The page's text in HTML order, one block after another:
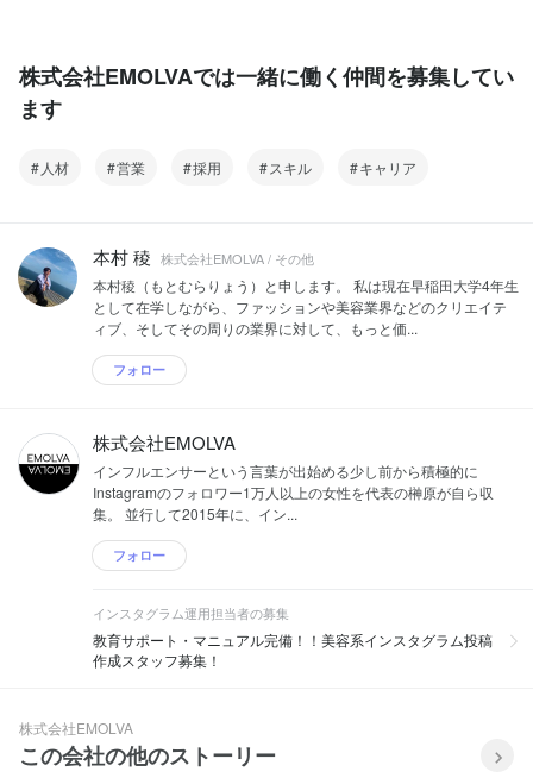
株式会社EMOLVAでは一緒に働く仲間を募集してい
ます
人材 営業 採用 スキル キャリア
本村 稜 株式会社EMOLVA / その他
本村稜（もとむらりょう）と申します。 私は現在早稲田大学4年生
として在学しながら、ファッションや美容業界などのクリエイテ
ィブ、そしてその周りの業界に対して、もっと価...
フォロー
株式会社EMOLVA
インフルエンサーという言葉が出始める少し前から積極的に
Instagramのフォロワー1万人以上の女性を代表の榊原が自ら収
集。 並行して2015年に、イン...
フォロー
インスタグラム運用担当者の募集
教育サポート・マニュアル完備！！美容系インスタグラム投稿
作成スタッフ募集！
株式会社EMOLVA
この会社の他のストーリー